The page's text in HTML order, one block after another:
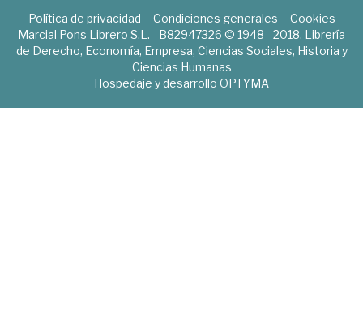
Política de privacidad Condiciones generales
Cookies
Marcial Pons Librero S.L. - B82947326 © 1948 - 2018. Librería
de Derecho, Economía, Empresa, Ciencias Sociales, Historia y
Ciencias Humanas
Hospedaje y desarrollo OPTYMA